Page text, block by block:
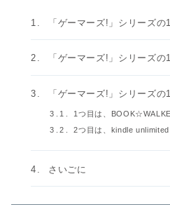
「ゲーマーズ!」シリーズの
「ゲーマーズ!」シリーズの
「ゲーマーズ!」シリーズ
1つ目は、
2つ目は、kindle unlimited
さいごに